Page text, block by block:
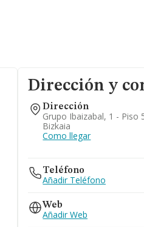
Dirección y
Dirección
Grupo Ibaizabal, 1 - Piso
Bizkaia
Como llegar
Teléfono
Añadir Teléfono
Web
Añadir Web